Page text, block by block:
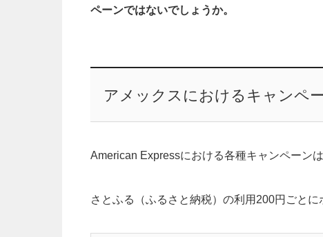
ペーンではないでしょうか。
アメックスにおけるキャンペ
American Expressにおける各種キャンペーン
さとふる（ふるさと納税）の利用200円ごと